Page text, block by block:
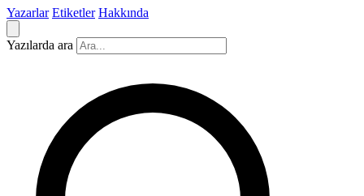
Yazarlar Etiketler Hakkında
Yazılarda ara